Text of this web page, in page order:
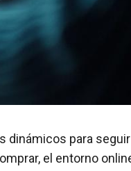
dinámicos para
el entorno